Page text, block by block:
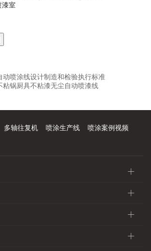
漆室
动喷涂线设计制造和检验执行标准
粘锅厨具不粘漆无尘自动喷漆线
多轴往复机 喷涂生产线
喷涂案例视频